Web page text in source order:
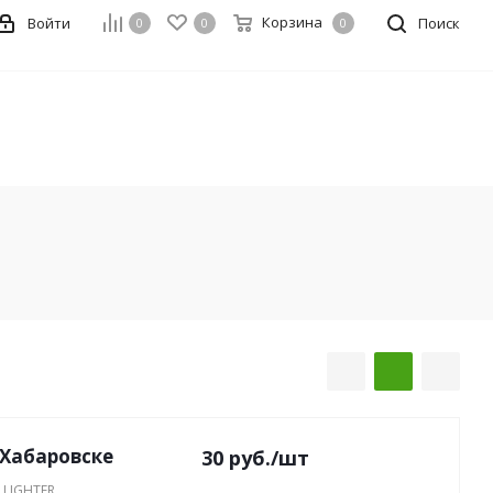
Поиск
0 0 Корзина 0
Войти
30 руб./шт